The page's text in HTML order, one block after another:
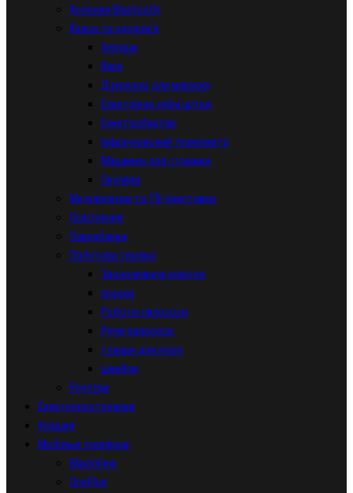
Колонки Bluetooth
Краса та здоров'я
беруши
Ваги
Дзеркало для макіяжу
Електричні зубні щітки
Електробритви
Інфрачервоний термометр
Машинки для стрижки
Окуляри
Медіаплеєри та ТВ-приставки
Освітлення
Павербанки
Побутова техніка
Зволожувачи повітря
праски
Роботи-пилососи
Ручні пилососи
товари для кухні
швабри
Роутери
Електропостачання
Іграшки
Мобільні телефони
BlackView
OnePlus